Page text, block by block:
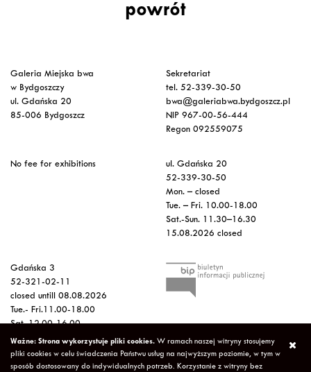
powrót
Galeria Miejska bwa
w Bydgoszczy
ul. Gdańska 20
85-006 Bydgoszcz
Sekretariat
tel. 52-339-30-50
bwa@galeriabwa.bydgoszcz.pl
NIP 967-00-56-444
Regon 092559075
No fee for exhibitions
ul. Gdańska 20
52-339-30-50
Mon. – closed
Tue. – Fri. 10.00-18.00
Sat.-Sun. 11.30–16.30
15.08.2026 closed
Gdańska 3
52-321-02-11
closed untill 08.08.2026
Tue.- Fri.11.00-18.00
Sat. 12.00-16.00
Sun.-Mon. – closed
15.08.2026 closed
Ważne: Strona wykorzystuje pliki cookies. W ramach naszej witryny stosujemy
pliki cookies w celu świadczenia Państwu usług na najwyższym poziomie, w tym w
sposób dostosowany do indywidualnych potrzeb. Korzystanie z witryny bez